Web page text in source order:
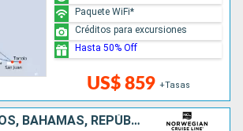
US$ 859 +Tasas
Paquete WiFi*
Créditos para excursiones
Hasta 50% Off
ESTADOS UNIDOS, BAHAMAS, REPÚBLICA DOMINICANA, ANTIGUA Y BARBUDA, SAN MARTÍN, PUERTO RICO